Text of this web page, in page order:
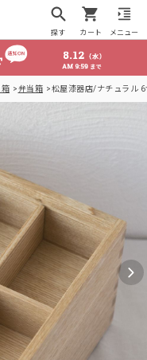
探す カート メニュー
弁当箱 松屋漆器店/ナチュラル